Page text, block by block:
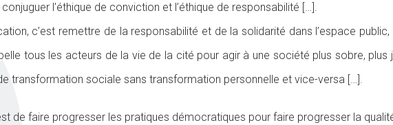
l’éthique de conviction et l’éthique de responsabilité […].
c’est remettre de la responsabilité et de la solidarité dans l’espace
tous les acteurs de la vie de la cité pour agir à une société plus sobre,
transformation sociale sans transformation personnelle et vice-versa […].
de faire progresser les pratiques démocratiques pour faire progresser la